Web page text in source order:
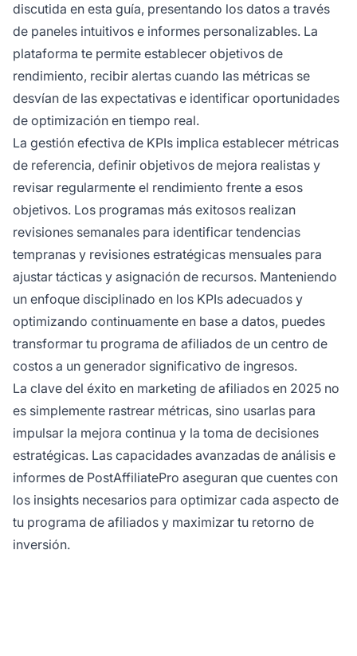
discutida en esta guía, presentando los datos a través
de paneles intuitivos e informes personalizables. La
plataforma te permite establecer objetivos de
rendimiento, recibir alertas cuando las métricas se
desvían de las expectativas e identificar oportunidades
de optimización en tiempo real.
La gestión efectiva de KPIs implica establecer métricas
de referencia, definir objetivos de mejora realistas y
revisar regularmente el rendimiento frente a esos
objetivos. Los programas más exitosos realizan
revisiones semanales para identificar tendencias
tempranas y revisiones estratégicas mensuales para
ajustar tácticas y asignación de recursos. Manteniendo
un enfoque disciplinado en los KPIs adecuados y
optimizando continuamente en base a datos, puedes
transformar tu programa de afiliados de un centro de
costos a un generador significativo de ingresos.
La clave del éxito en marketing de afiliados en 2025 no
es simplemente rastrear métricas, sino usarlas para
impulsar la mejora continua y la toma de decisiones
estratégicas. Las capacidades avanzadas de análisis e
informes de PostAffiliatePro aseguran que cuentes con
los insights necesarios para optimizar cada aspecto de
tu programa de afiliados y maximizar tu retorno de
inversión.